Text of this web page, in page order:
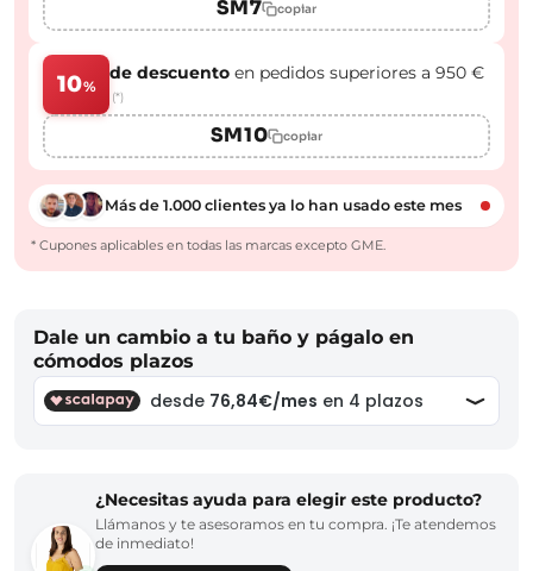
SM7 copiar
10%
de descuento en pedidos superiores a 950 €
(*)
SM10 copiar
Más de 1.000 clientes ya lo han usado este mes
* Cupones aplicables en todas las marcas excepto GME.
Dale un cambio a tu baño y págalo en
cómodos plazos
¿Necesitas ayuda para elegir este producto?
Llámanos y te asesoramos en tu compra. ¡Te atendemos
de inmediato!